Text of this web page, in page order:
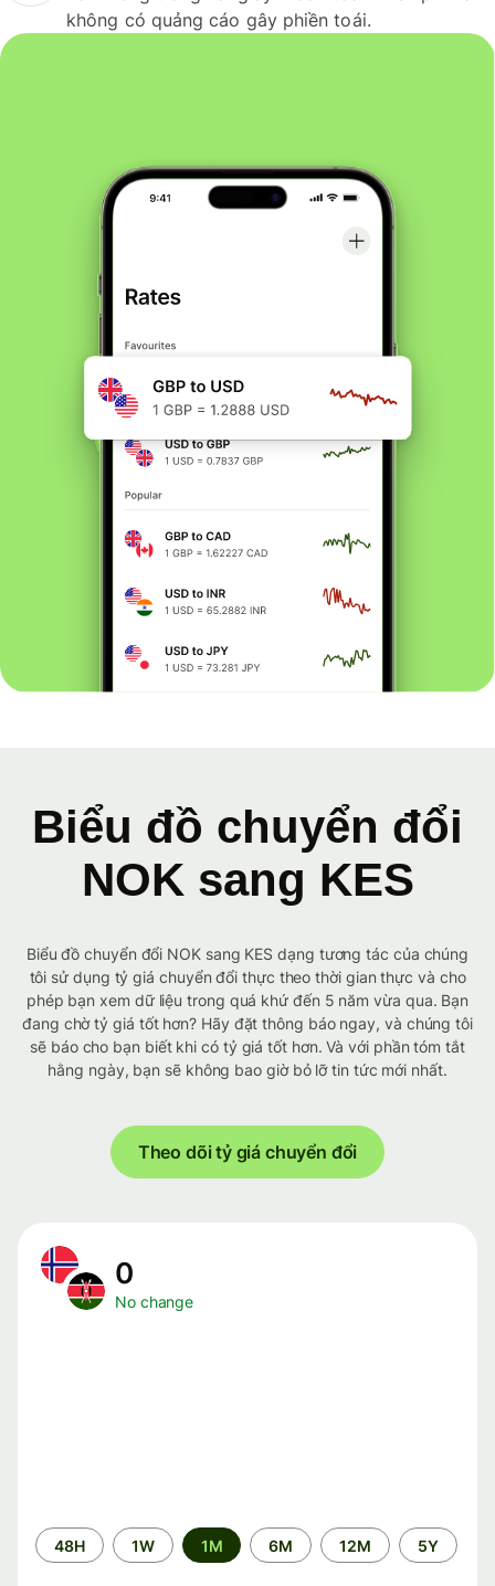
không có quảng cáo gây phiền toái.
Biểu đồ chuyển đổi
NOK sang KES
Biểu đồ chuyển đổi NOK sang KES dạng tương tác của chúng
tôi sử dụng tỷ giá chuyển đổi thực theo thời gian thực và cho
phép bạn xem dữ liệu trong quá khứ đến 5 năm vừa qua. Bạn
đang chờ tỷ giá tốt hơn? Hãy đặt thông báo ngay, và chúng tôi
sẽ báo cho bạn biết khi có tỷ giá tốt hơn. Và với phần tóm tắt
hằng ngày, bạn sẽ không bao giờ bỏ lỡ tin tức mới nhất.
Theo dõi tỷ giá chuyển đổi
0
No change
Time
period
48H 1W 1M 6M 12M 5Y